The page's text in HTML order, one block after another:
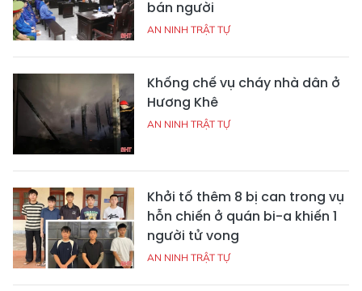
bán người
AN NINH TRẬT TỰ
Khống chế vụ cháy nhà dân ở
Hương Khê
AN NINH TRẬT TỰ
Khởi tố thêm 8 bị can trong vụ
hỗn chiến ở quán bi-a khiến 1
người tử vong
AN NINH TRẬT TỰ